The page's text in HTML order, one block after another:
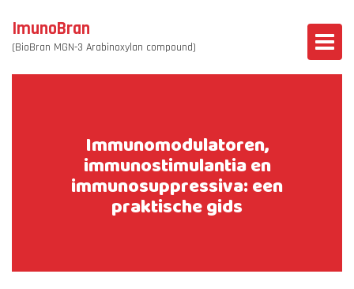
ImunoBran
(BioBran MGN-3 Arabinoxylan compound)
Immunomodulatoren,
immunostimulantia en
immunosuppressiva: een
praktische gids